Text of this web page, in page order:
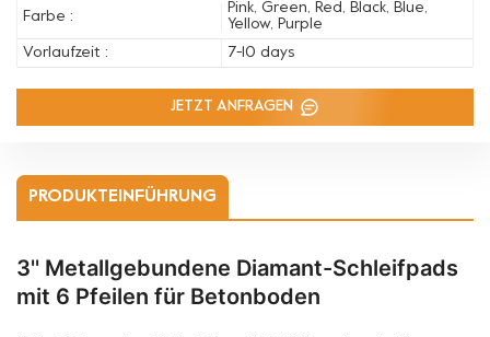
Farbe :
Pink, Green, Red, Black, Blue,
Yellow, Purple
Vorlaufzeit :
7-10 days
JETZT ANFRAGEN
PRODUKTEINFÜHRUNG
3'' Metallgebundene Diamant-Schleifpads
mit 6 Pfeilen für Betonboden